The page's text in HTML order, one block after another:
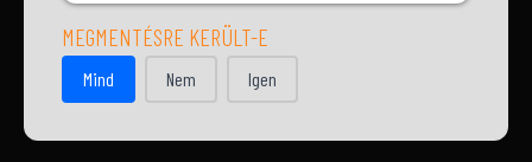
MEGMENTÉSRE KERÜLT-E
MEGMENTÉSRE KERÜLT-E
Mind Nem Igen